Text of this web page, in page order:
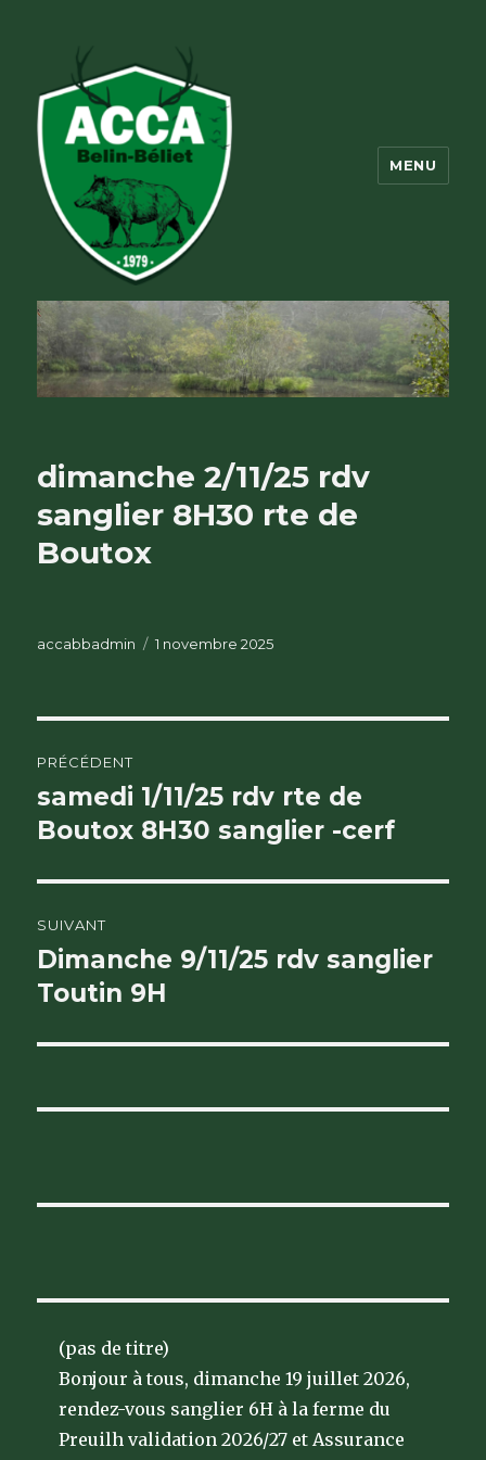
ACCA Belin Beliet
MENU
dimanche 2/11/25 rdv
sanglier 8H30 rte de
Boutox
Auteur
accabbadmin
Publié
1 novembre 2025
de
l’article
PRÉCÉDENT
Publication
précédente :
samedi 1/11/25 rdv rte de
Boutox 8H30 sanglier -cerf
SUIVANT
Publication
suivante :
Dimanche 9/11/25 rdv sanglier
Toutin 9H
(pas de titre)
Bonjour à tous, dimanche 19 juillet 2026,
rendez-vous sanglier 6H à la ferme du
Preuilh validation 2026/27 et Assurance